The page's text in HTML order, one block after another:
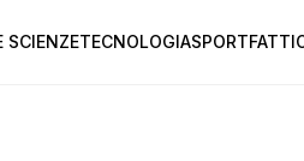
SCIENZETECNOLOGIASPORTFATTI